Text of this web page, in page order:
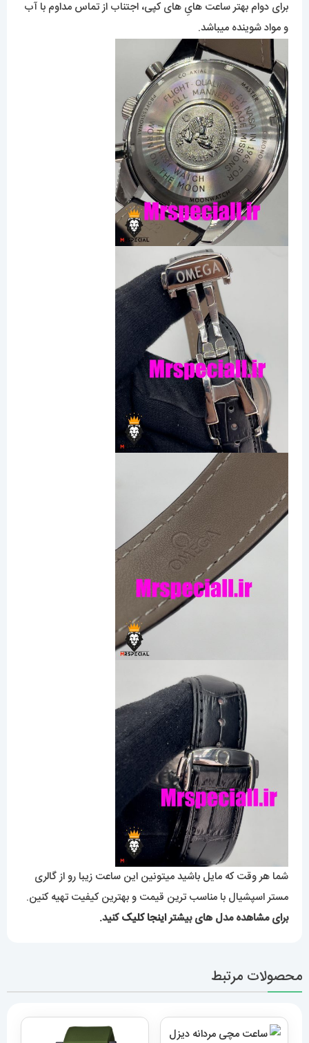
برای دوام بهتر ساعت هایِ های کپی، اجتناب از تماس مداوم با آب
و مواد شوینده میباشد.
شما هر وقت که مایل باشید میتونین این ساعت زیبا رو از گالری
مستر اسپشیال با مناسب ترین قیمت و بهترین کیفیت تهیه کنین.
برای مشاهده مدل های بیشتراینجا کلیککنید.
محصولات مرتبط